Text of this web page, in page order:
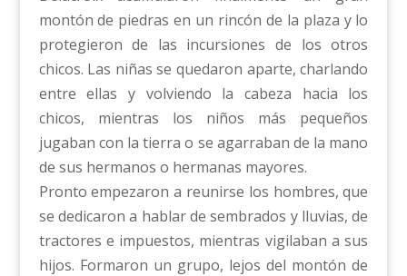
montón de piedras en un rincón de la plaza y lo
protegieron de las incursiones de los otros
chicos. Las niñas se quedaron aparte, charlando
entre ellas y volviendo la cabeza hacia los
chicos, mientras los niños más pequeños
jugaban con la tierra o se agarraban de la mano
de sus hermanos o hermanas mayores.
Pronto empezaron a reunirse los hombres, que
se dedicaron a hablar de sembrados y lluvias, de
tractores e impuestos, mientras vigilaban a sus
hijos. Formaron un grupo, lejos del montón de